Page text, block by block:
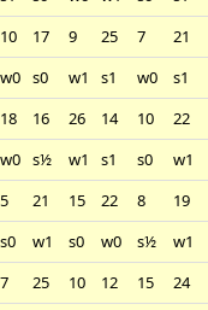
10 17 9 25 7
21
w0 s0 w1 s1 w0
s1
18 16 26 14 10
22
w0 s½ w1 s1 s0
w1
5 21 15 22 8
19
s0 w1 s0 w0 s½
w1
7 25 10 12 15
24